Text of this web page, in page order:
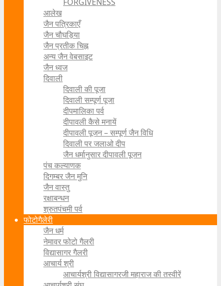
आलेख
जैन पत्रिकाएँ
जैन चौघड़िया
जैन प्रतीक चिह्न
अन्य जैन वेबसाइट
जैन ध्वज
दिवाली
दिवाली की पूजा
दिवाली सम्पूर्ण पूजा
दीपमालिका पर्व
दीपावली कैसे मनायें
दीपावली पूजन – सम्पूर्ण जैन विधि
दिवाली पर जलाओ दीप
जैन धर्मानुसार दीपावली पूजन
पंच कल्याणक
दिगम्बर जैन मुनि
जैन वास्तु
रक्षाबन्धन
श्रुतपंचमी पर्व
फोटोगैलेरी
जैन धर्म
नेमावर फोटो गैलरी
विद्यासागर गैलरी
आचार्य श्री
आचार्यश्री विद्यासागरजी महाराज की तस्वीरें